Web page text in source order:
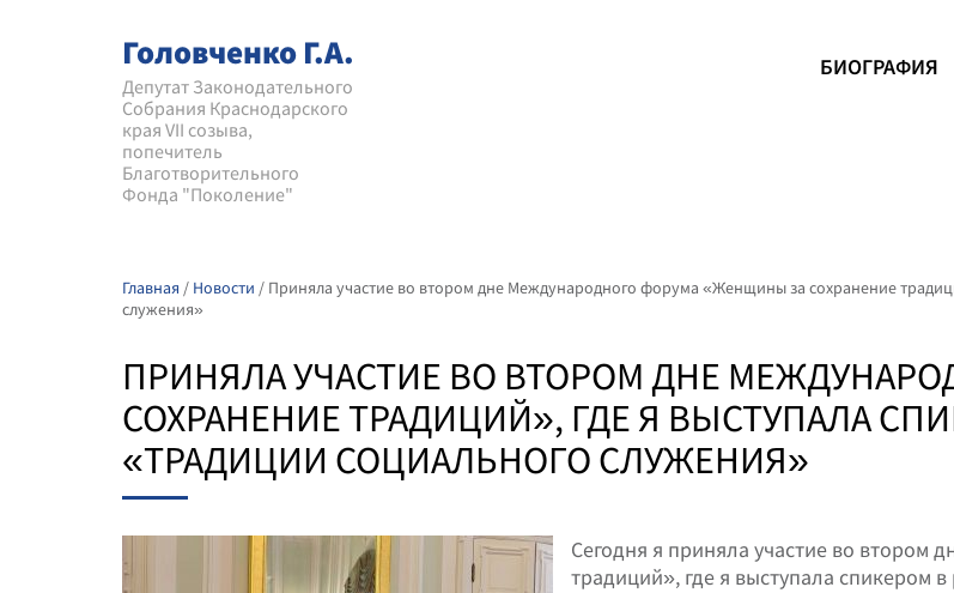
Головченко Г.А.
Депутат Законодательного
Собрания Краснодарского
края VII созыва,
попечитель
Благотворительного
Фонда "Поколение"
БИОГРАФИЯ
Главная / Новости / Приняла участие во втором дне Международного форума «Женщины за сохранение
служения»
ПРИНЯЛА УЧАСТИЕ ВО ВТОРОМ ДНЕ
СОХРАНЕНИЕ ТРАДИЦИЙ», ГДЕ Я ВЫСТУПАЛА
«ТРАДИЦИИ СОЦИАЛЬНОГО СЛУЖЕНИЯ»
Сегодня я приняла участие во
традиций», где я выступала спикером